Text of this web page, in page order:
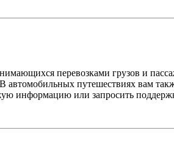
перевозками грузов и
путешествиях вам
информацию или запросить